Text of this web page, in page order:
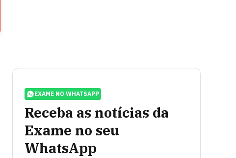
EXAME NO WHATSAPP
Receba as notícias da
Exame no seu
WhatsApp